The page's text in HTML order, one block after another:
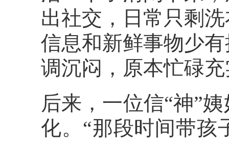
出社交，日常只剩
信息和新鲜事物少
调沉闷，原本忙碌
后来，一位信“神”
化。“那段时间带孩